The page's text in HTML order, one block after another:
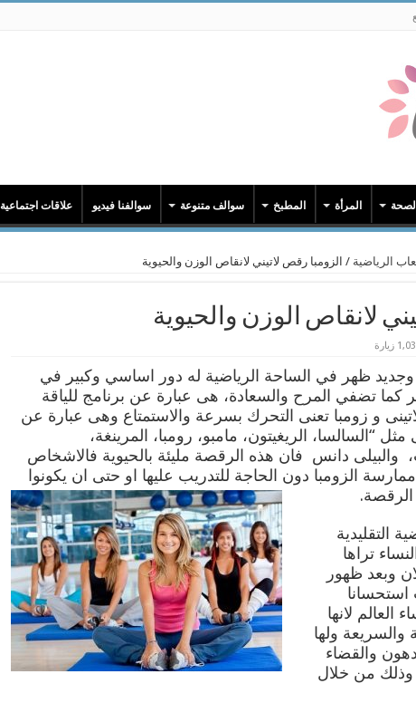
الصحة المرأة المطبخ سوالف متنوعة سوالفنا فيديو علاقات اجتماعية
الرياضية / الزومبا رقص لاتيني لانقاص الوزن والحيوية
لانقاص الوزن والحيوية
زيارة
وجديد ظهر في الساحة الرياضية له دور اساسي وكبير في
تضفي المرح والسعادة، هى عبارة عن برنامج للياقة
و زومبا تعنى التحرك بسرعة والاستمتاع وهى عبارة عن
“السالسا، الريغيتون، مامبو، رومبا، المرينغة،
والبيلى دانس فان هذه الرقصة مليئة بالحيوية فالاشخاص
الزومبا دون الحاجة للتدريب عليها او حتى ان يكونوا
التقليدية
تراها
وبعد ظهور
استحسانا
العالم لانها
ولها
والقضاء
وذلك من خلال